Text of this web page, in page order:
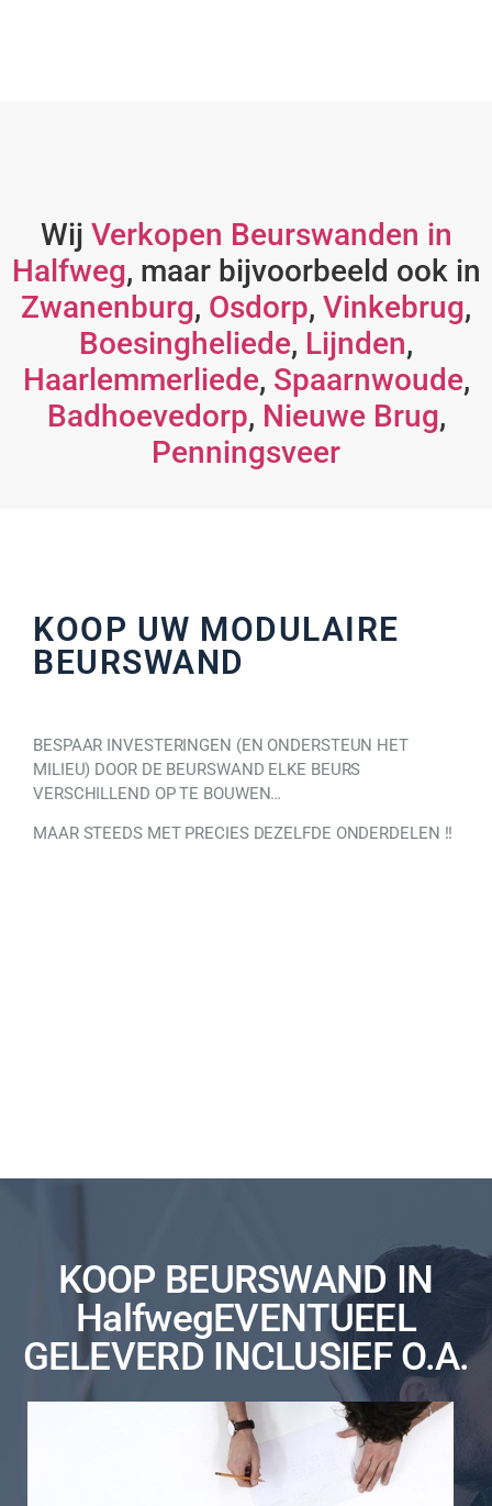
Wij Verkopen Beurswanden in
Halfweg, maar bijvoorbeeld ook in
Zwanenburg, Osdorp, Vinkebrug,
Boesingheliede, Lijnden,
Haarlemmerliede, Spaarnwoude,
Badhoevedorp, Nieuwe Brug,
Penningsveer
KOOP UW MODULAIRE
BEURSWAND
BESPAAR INVESTERINGEN (EN ONDERSTEUN HET
MILIEU) DOOR DE BEURSWAND ELKE BEURS
VERSCHILLEND OP TE BOUWEN…
MAAR STEEDS MET PRECIES DEZELFDE ONDERDELEN !!
KOOP BEURSWAND IN
HalfwegEVENTUEEL
GELEVERD INCLUSIEF O.A.